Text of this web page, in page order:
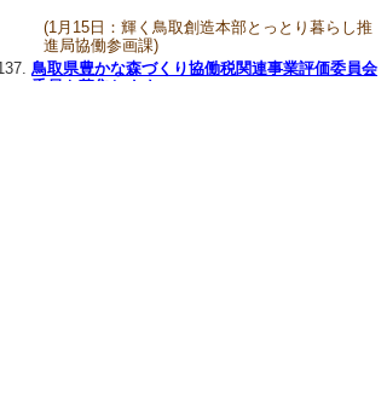
(1月15日：輝く鳥取創造本部とっとり暮らし推
進局協働参画課)
鳥取県豊かな森づくり協働税関連事業評価委員会
委員を募集します